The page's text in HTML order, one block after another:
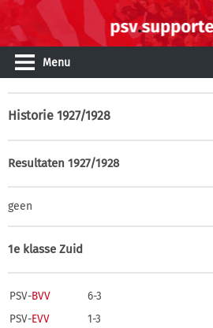
Menu
Historie 1927/1928
Resultaten 1927/1928
geen
1e klasse Zuid
PSV-BVV
6-3
PSV-EVV
1-3